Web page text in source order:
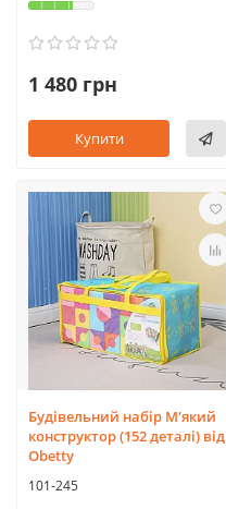
1 480 грн
Купити
Будівельний набір М'який
конструктор (152 деталі) від
Obetty
101-245